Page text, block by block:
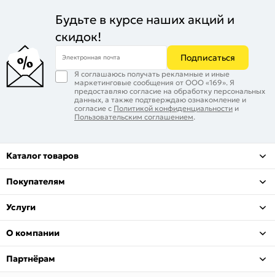
Будьте в курсе наших акций и
скидок!
Электронная почта Подписаться
Я соглашаюсь получать рекламные и иные
маркетинговые сообщения от ООО «169». Я
предоставляю согласие на обработку персональных
данных, а также подтверждаю ознакомление и
согласие с Политикой конфиденциальности и
Пользовательским соглашением.
Каталог товаров
Покупателям
Услуги
О компании
Партнёрам